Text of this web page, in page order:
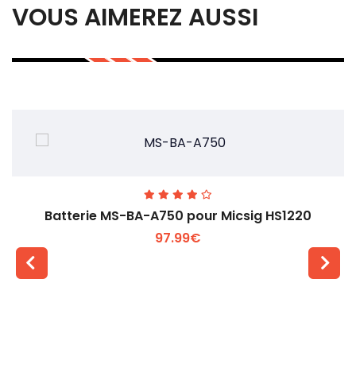
VOUS AIMEREZ AUSSI
Batterie MS-BA-A750 pour Micsig HS1220
97.99€